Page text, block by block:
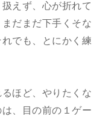
えず、心が折れて
だまだ下手くそな
でも、とにかく練
ほど、やりたくな
、目の前の１ゲー